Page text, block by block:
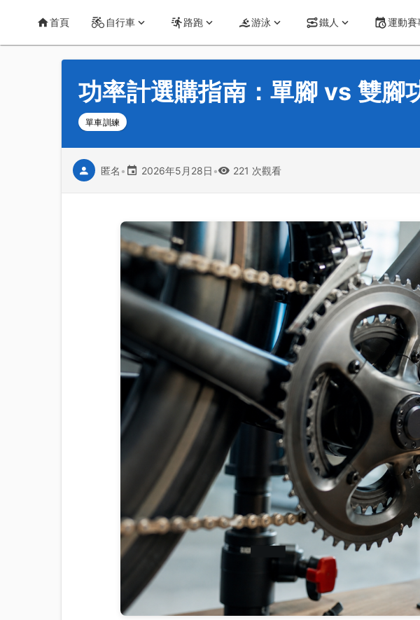
CT Yeh 公路車基地
首頁 自行車 路跑 游泳 鐵人 運動賽
運動知識 詳情
功率計選購指南：單腳 vs 雙腳
單車訓練
匿名 • 2026年5月28日 • 221 次觀看